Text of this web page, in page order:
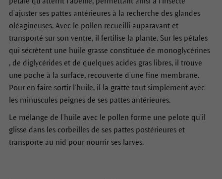
d’ajuster ses pattes antérieures à la recherche des glandes
oléagineuses. Avec le pollen recueilli auparavant et
transporté sur son ventre, il fertilise la plante. Sur les pétales
qui sécrètent une huile grasse constituée de monoglycérines
, de diglycérides et de quelques acides gras libres, il trouve
une poche à la surface, recouverte d’une fine membrane.
Pour en faire sortir l’huile, il la gratte tout simplement avec
les minuscules peignes de ses pattes antérieures.
Le mélange de l’huile avec le pollen forme une pelote qu’il
glisse dans les corbeilles de ses pattes postérieures et
transporte au nid pour nourrir ses larves.